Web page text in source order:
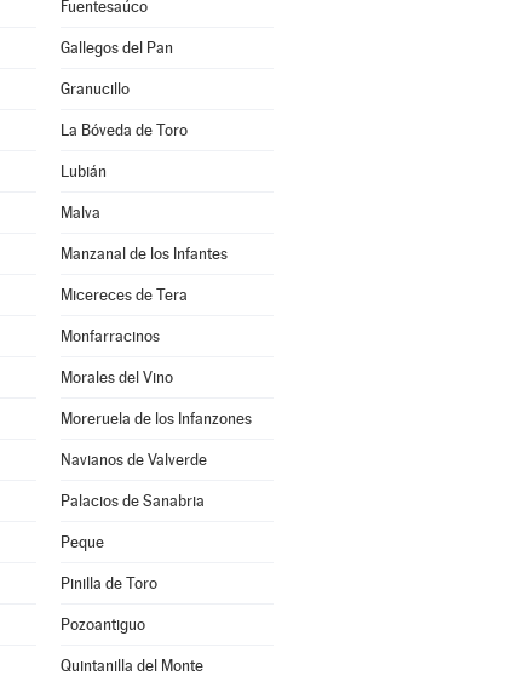
Fuentesaúco
Gallegos del Pan
Granucillo
La Bóveda de Toro
Lubián
Malva
Manzanal de los Infantes
Micereces de Tera
Monfarracinos
Morales del Vino
Moreruela de los Infanzones
Navianos de Valverde
Palacios de Sanabria
Peque
Pinilla de Toro
Pozoantiguo
Quintanilla del Monte